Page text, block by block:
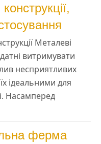
Металеві
витримувати
несприятливих
ідеальними для
Насамперед
ферма